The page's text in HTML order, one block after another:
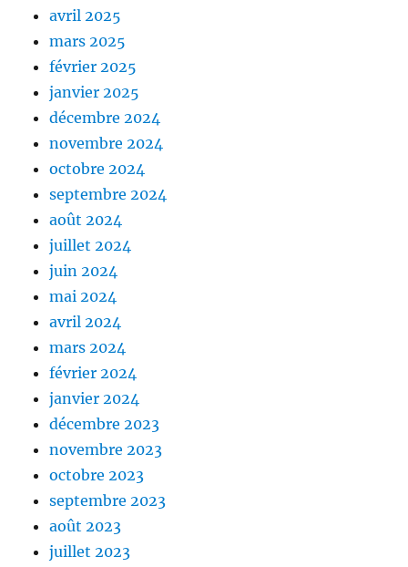
avril 2025
mars 2025
février 2025
janvier 2025
décembre 2024
novembre 2024
octobre 2024
septembre 2024
août 2024
juillet 2024
juin 2024
mai 2024
avril 2024
mars 2024
février 2024
janvier 2024
décembre 2023
novembre 2023
octobre 2023
septembre 2023
août 2023
juillet 2023